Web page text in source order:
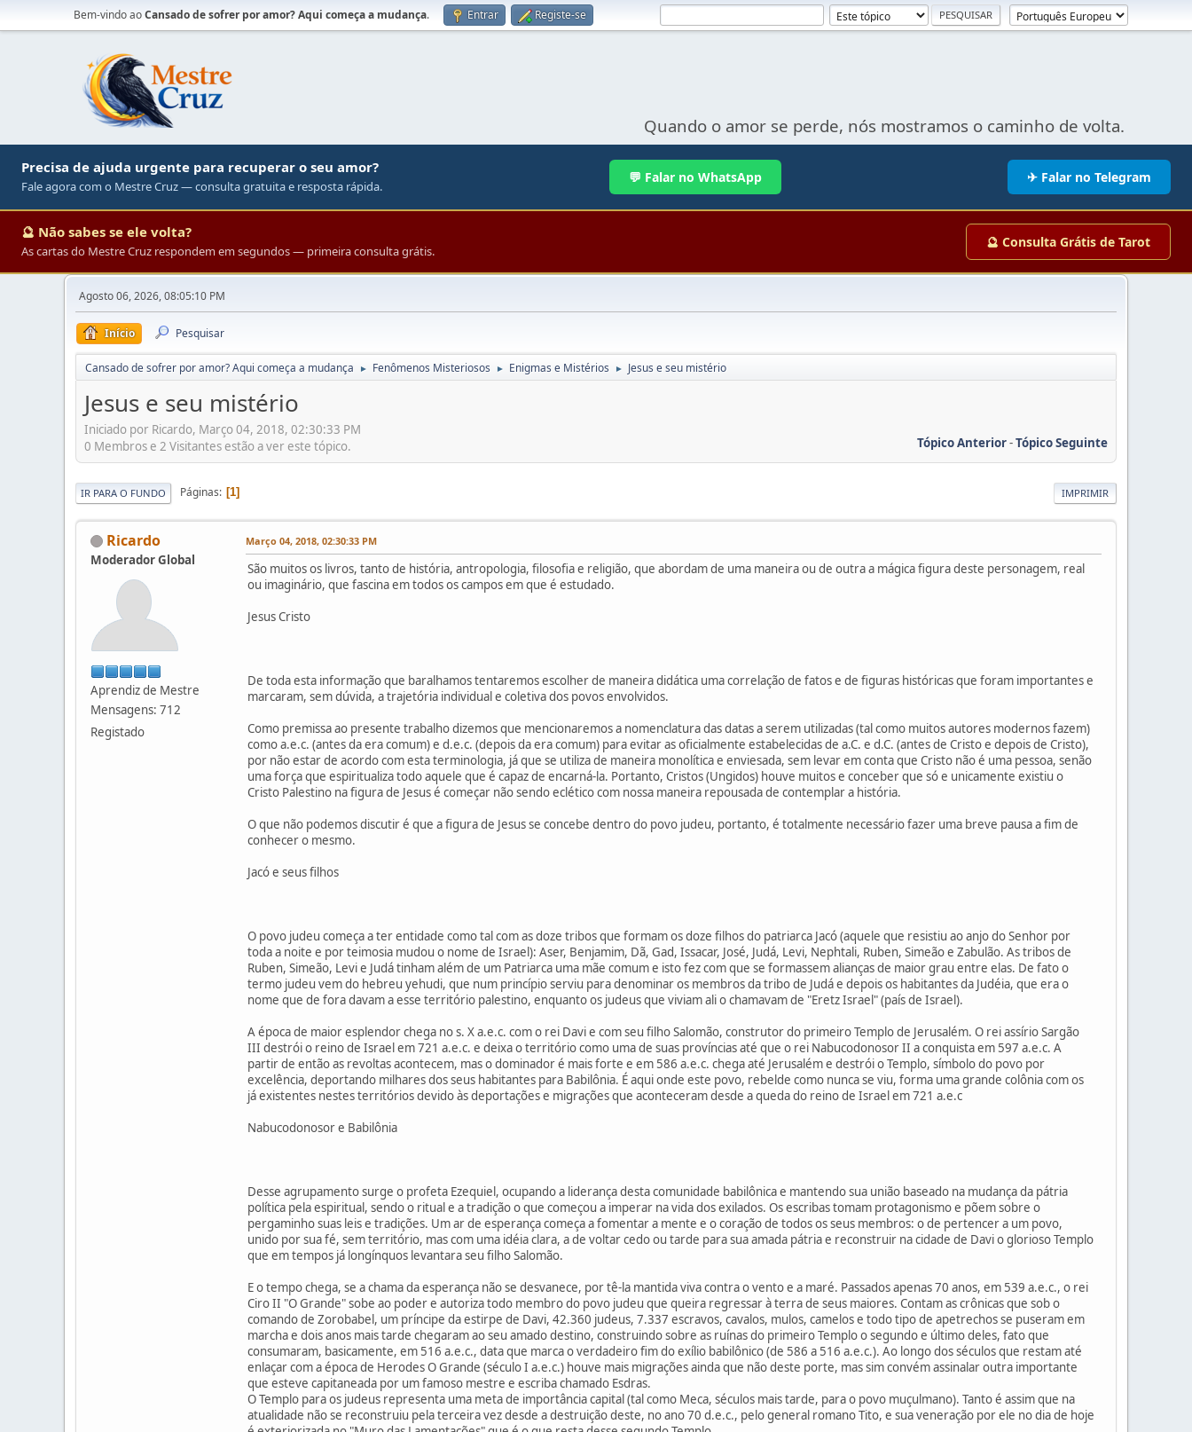
Bem-vindo aoCansado de sofrer por amor? Aqui começa a mudança. Entrar Registe-se
Quando o amor se perde, nós mostramos o caminho de volta.
Precisa de ajuda urgente para recuperar o seu amor?
Fale agora com o Mestre Cruz — consulta gratuita e resposta rápida.
💬 Falar no WhatsApp ✈ Falar no Telegram
🔮 Não sabes se ele volta?
As cartas do Mestre Cruz respondem em segundos — primeira consulta grátis.
🔮 Consulta Grátis de Tarot
Agosto 06, 2026, 08:05:10 PM
Início Pesquisar
Cansado de sofrer por amor? Aqui começa a mudança ► Fenômenos Misteriosos ► Enigmas e Mistérios ► Jesus e seu mistério
Jesus e seu mistério
Iniciado por Ricardo, Março 04, 2018, 02:30:33 PM
Tópico Anterior-Tópico Seguinte
0 Membros e 2 Visitantes estão a ver este tópico.
IMPRIMIR
IR PARA O FUNDO Páginas 1
Ricardo
Moderador Global
Aprendiz de Mestre
Mensagens: 712
Registado
Março 04, 2018, 02:30:33 PM
São muitos os livros, tanto de história, antropologia, filosofia e religião, que abordam de uma maneira ou de outra a mágica figura deste personagem, real
ou imaginário, que fascina em todos os campos em que é estudado.
Jesus Cristo
De toda esta informação que baralhamos tentaremos escolher de maneira didática uma correlação de fatos e de figuras históricas que foram importantes e
marcaram, sem dúvida, a trajetória individual e coletiva dos povos envolvidos.
Como premissa ao presente trabalho dizemos que mencionaremos a nomenclatura das datas a serem utilizadas (tal como muitos autores modernos fazem)
como a.e.c. (antes da era comum) e d.e.c. (depois da era comum) para evitar as oficialmente estabelecidas de a.C. e d.C. (antes de Cristo e depois de Cristo),
por não estar de acordo com esta terminologia, já que se utiliza de maneira monolítica e enviesada, sem levar em conta que Cristo não é uma pessoa, senão
uma força que espiritualiza todo aquele que é capaz de encarná-la. Portanto, Cristos (Ungidos) houve muitos e conceber que só e unicamente existiu o
Cristo Palestino na figura de Jesus é começar não sendo eclético com nossa maneira repousada de contemplar a história.
O que não podemos discutir é que a figura de Jesus se concebe dentro do povo judeu, portanto, é totalmente necessário fazer uma breve pausa a fim de
conhecer o mesmo.
Jacó e seus filhos
O povo judeu começa a ter entidade como tal com as doze tribos que formam os doze filhos do patriarca Jacó (aquele que resistiu ao anjo do Senhor por
toda a noite e por teimosia mudou o nome de Israel): Aser, Benjamim, Dã, Gad, Issacar, José, Judá, Levi, Nephtali, Ruben, Simeão e Zabulão. As tribos de
Ruben, Simeão, Levi e Judá tinham além de um Patriarca uma mãe comum e isto fez com que se formassem alianças de maior grau entre elas. De fato o
termo judeu vem do hebreu yehudi, que num princípio serviu para denominar os membros da tribo de Judá e depois os habitantes da Judéia, que era o
nome que de fora davam a esse território palestino, enquanto os judeus que viviam ali o chamavam de "Eretz Israel" (país de Israel).
A época de maior esplendor chega no s. X a.e.c. com o rei Davi e com seu filho Salomão, construtor do primeiro Templo de Jerusalém. O rei assírio Sargão
III destrói o reino de Israel em 721 a.e.c. e deixa o território como uma de suas províncias até que o rei Nabucodonosor II a conquista em 597 a.e.c. A
partir de então as revoltas acontecem, mas o dominador é mais forte e em 586 a.e.c. chega até Jerusalém e destrói o Templo, símbolo do povo por
excelência, deportando milhares dos seus habitantes para Babilônia. É aqui onde este povo, rebelde como nunca se viu, forma uma grande colônia com os
já existentes nestes territórios devido às deportações e migrações que aconteceram desde a queda do reino de Israel em 721 a.e.c
Nabucodonosor e Babilônia
Desse agrupamento surge o profeta Ezequiel, ocupando a liderança desta comunidade babilônica e mantendo sua união baseado na mudança da pátria
política pela espiritual, sendo o ritual e a tradição o que começou a imperar na vida dos exilados. Os escribas tomam protagonismo e põem sobre o
pergaminho suas leis e tradições. Um ar de esperança começa a fomentar a mente e o coração de todos os seus membros: o de pertencer a um povo,
unido por sua fé, sem território, mas com uma idéia clara, a de voltar cedo ou tarde para sua amada pátria e reconstruir na cidade de Davi o glorioso Templo
que em tempos já longínquos levantara seu filho Salomão.
E o tempo chega, se a chama da esperança não se desvanece, por tê-la mantida viva contra o vento e a maré. Passados apenas 70 anos, em 539 a.e.c., o rei
Ciro II "O Grande" sobe ao poder e autoriza todo membro do povo judeu que queira regressar à terra de seus maiores. Contam as crônicas que sob o
comando de Zorobabel, um príncipe da estirpe de Davi, 42.360 judeus, 7.337 escravos, cavalos, mulos, camelos e todo tipo de apetrechos se puseram em
marcha e dois anos mais tarde chegaram ao seu amado destino, construindo sobre as ruínas do primeiro Templo o segundo e último deles, fato que
consumaram, basicamente, em 516 a.e.c., data que marca o verdadeiro fim do exílio babilônico (de 586 a 516 a.e.c.). Ao longo dos séculos que restam até
enlaçar com a época de Herodes O Grande (século I a.e.c.) houve mais migrações ainda que não deste porte, mas sim convém assinalar outra importante
que esteve capitaneada por um famoso mestre e escriba chamado Esdras.
O Templo para os judeus representa uma meta de importância capital (tal como Meca, séculos mais tarde, para o povo muçulmano). Tanto é assim que na
atualidade não se reconstruiu pela terceira vez desde a destruição deste, no ano 70 d.e.c., pelo general romano Tito, e sua veneração por ele no dia de hoje